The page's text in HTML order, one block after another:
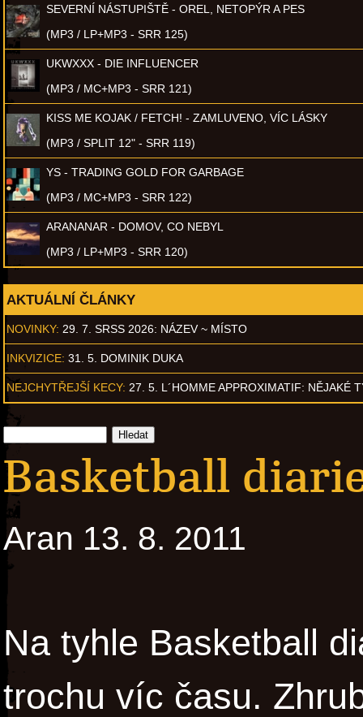
SEVERNÍ NÁSTUPIŠTĚ - OREL, NETOPÝR A PES
(MP3 / LP+MP3 - SRR 125)
UKWXXX - DIE INFLUENCER
(MP3 / MC+MP3 - SRR 121)
KISS ME KOJAK / FETCH! - ZAMLUVENO, VÍC LÁSKY
(MP3 / SPLIT 12" - SRR 119)
YS - TRADING GOLD FOR GARBAGE
(MP3 / MC+MP3 - SRR 122)
ARANANAR - DOMOV, CO NEBYL
(MP3 / LP+MP3 - SRR 120)
AKTUÁLNÍ ČLÁNKY
NOVINKY: 29. 7. SRSS 2026: NÁZEV ~ MÍSTO
INKVIZICE: 31. 5. DOMINIK DUKA
NEJCHYTŘEJŠÍ KECY: 27. 5. L´HOMME APPROXIMATIF: NĚJAKÉ
Basketball
Aran 13. 8. 2011
Na tyhle Basketball
trochu víc času.